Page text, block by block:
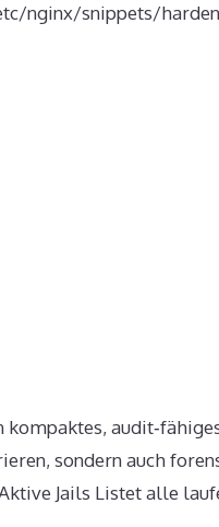
nginx/snippets/
kompaktes,
sondern auch
Jails Listet alle